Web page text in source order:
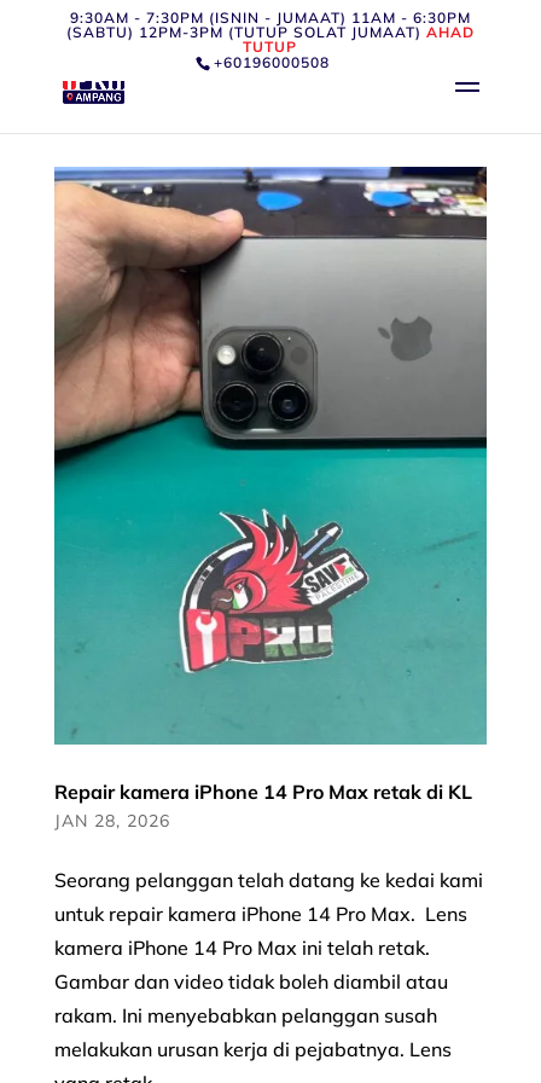
9:30AM - 7:30PM (ISNIN - JUMAAT) 11AM - 6:30PM
(SABTU) 12PM-3PM (TUTUP SOLAT JUMAAT) AHAD
TUTUP
+60196000508
Repair kamera iPhone 14 Pro Max retak di KL
JAN 28, 2026
Seorang pelanggan telah datang ke kedai kami
untuk repair kamera iPhone 14 Pro Max. Lens
kamera iPhone 14 Pro Max ini telah retak.
Gambar dan video tidak boleh diambil atau
rakam. Ini menyebabkan pelanggan susah
melakukan urusan kerja di pejabatnya. Lens